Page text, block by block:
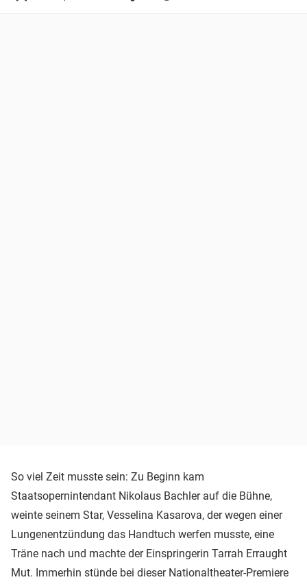
So viel Zeit musste sein: Zu Beginn kam
Staatsopernintendant Nikolaus Bachler auf die Bühne,
weinte seinem Star, Vesselina Kasarova, der wegen einer
Lungenentzündung das Handtuch werfen musste, eine
Träne nach und machte der Einspringerin Tarrah Erraught
Mut. Immerhin stünde bei dieser Nationaltheater-Premiere